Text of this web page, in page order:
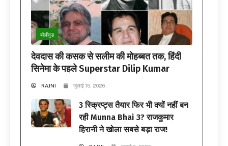
बॉलीवुड
देवदास की कसक से सलीम की मोहब्बत तक, हिंदी
सिनेमा के पहले Superstar Dilip Kumar
RAJNI जुलाई 15, 2026
3 स्क्रिप्ट्स तैयार फिर भी क्यों नहीं बन
रही Munna Bhai 3? राजकुमार
हिरानी ने खोला सबसे बड़ा राज!